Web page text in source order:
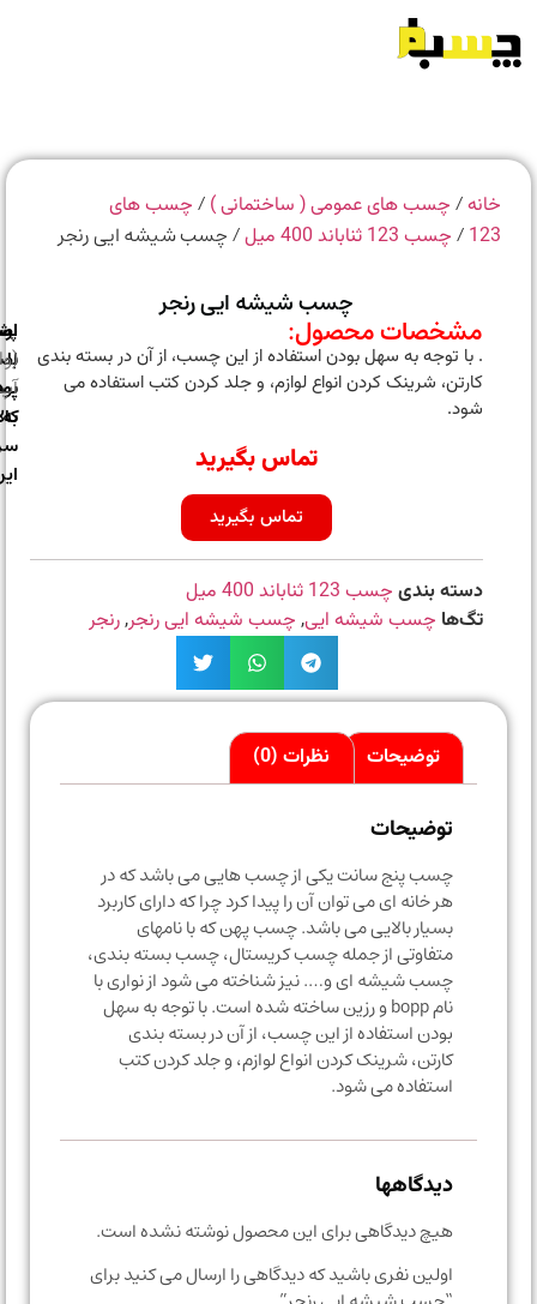
/چسب های عمومی ( ساختمانی )/چسب های
/چسب 123 ثناباند 400 میل / چسب شیشه ایی رنجر
چسب شیشه ایی رنجر
مشخصات محصول:
. با توجه به سهل بودن استفاده از این چسب، از آن در بسته بندی
کارتن، شرینک کردن انواع لوازم، و جلد کردن کتب استفاده می
تماس بگیرید
تماس بگیرید
دسته بندی چسب 123 ثناباند 400 میل
چسب شیشه ایی,چسب شیشه ایی رنجر,رنجر
با
سراسر
اصالت
اصل
پشتیبانی
(واتس
توضیحات نظرات (0)
توضیحات
چسب پنج سانت یکی از چسب هایی می باشد که در
هر خانه ای می توان آن را پیدا کرد چرا که دارای کاربرد
بسیار بالایی می باشد. چسب پهن که با نامهای
متفاوتی از جمله چسب کریستال، چسب بسته بندی،
چسب شیشه ای و…. نیز شناخته می شود از نواری با
نام bopp و رزین ساخته شده است. با توجه به سهل
بودن استفاده از این چسب، از آن در بسته بندی
کارتن، شرینک کردن انواع لوازم، و جلد کردن کتب
استفاده می شود.
دیدگاهها
هیچ دیدگاهی برای این محصول نوشته نشده است.
اولین نفری باشید که دیدگاهی را ارسال می کنید برای